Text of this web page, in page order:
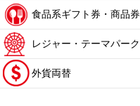
食品系ギフト券・商品券
レジャー・テーマパー
外貨両替